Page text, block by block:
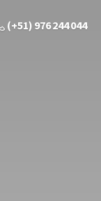
(+51) 976 244 044